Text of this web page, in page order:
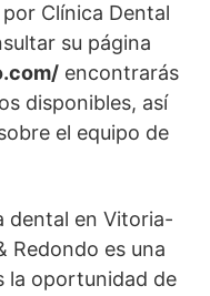
Clínica Dental
su página
encontrarás
disponibles, así
el equipo de
dental en Vitoria-
Redondo es una
la oportunidad de